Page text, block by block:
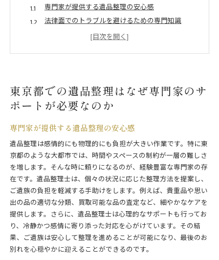
専門家が提供する遺品整理の安心感
法律面でのトラブルを避けるための専門知識
東京都の特殊事情に対応した整理方法
遺品整理をスムーズに進めるための具体的なステップ
事前準備で知っておくべき重要ポイント
専門家と一緒に行う計画的な作業の進め方
不要品の処分方法とリサイクルの活用
感情面でのサポートを受ける方法
スムーズな遺品整理のための後片付け
専門家が教える東京都での遺品整理のポイント
東京都特有の規制や法律への対応
時間を節約するための効率的な方法
トラブルを避けるための注意点
貴重品や思い出の品の安全な保管方法
専門家が推奨する整理ツールの活用法
東京都での遺品整理はなぜ専門家のサ
ポートが必要なのか
専門家が提供する遺品整理の安心感
遺品整理は感情的にも物理的にも負担が大きい作業です。特に東
京都のような大都市では、時間やスペースの制約が一層の難しさ
を増します。そんな時に頼りになるのが、経験豊富な専門家の存
在です。遺品整理士は、個々の状況に応じた整理方法を提案し、
ご遺族の負担を軽減する手助けをします。例えば、貴重品や思い
出の品の適切な分類、買取可能な品の査定など、細やかなケアを
提供します。さらに、遺品整理士は心理的なサポートも行ってお
り、冷静かつ感情に寄り添った対応を心がけています。その結
果、ご遺族は安心して整理を進めることが可能になり、最後のお
別れを心穏やかに迎えることができるのです。